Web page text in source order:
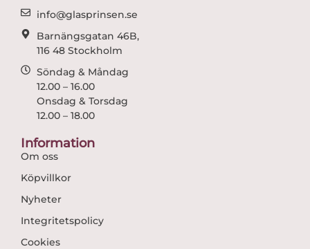
info@glasprinsen.se
Barnängsgatan 46B,
116 48 Stockholm
Söndag & Måndag
12.00 – 16.00
Onsdag & Torsdag
12.00 – 18.00
Information
Om oss
Köpvillkor
Nyheter
Integritetspolicy
Cookies